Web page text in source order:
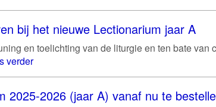
bij het nieuwe Lectionarium jaar A
en toelichting van de liturgie en ten bate
verder
2025-2026 (jaar A) vanaf nu te